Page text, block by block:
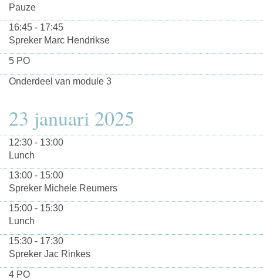
Pauze
16:45 - 17:45
Spreker Marc Hendrikse
5 PO
Onderdeel van module 3
23 januari 2025
12:30 - 13:00
Lunch
13:00 - 15:00
Spreker Michele Reumers
15:00 - 15:30
Lunch
15:30 - 17:30
Spreker Jac Rinkes
4 PO